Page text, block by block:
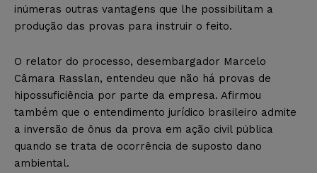
inúmeras outras vantagens que lhe possibilitam a
produção das provas para instruir o feito.
O relator do processo, desembargador Marcelo
Câmara Rasslan, entendeu que não há provas de
hipossuficiência por parte da empresa. Afirmou
também que o entendimento jurídico brasileiro admite
a inversão de ônus da prova em ação civil pública
quando se trata de ocorrência de suposto dano
ambiental.